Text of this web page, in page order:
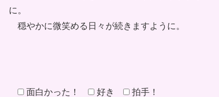
に。
穏やかに微笑める日々が続きますように。
面白かった！ 好き
拍手！